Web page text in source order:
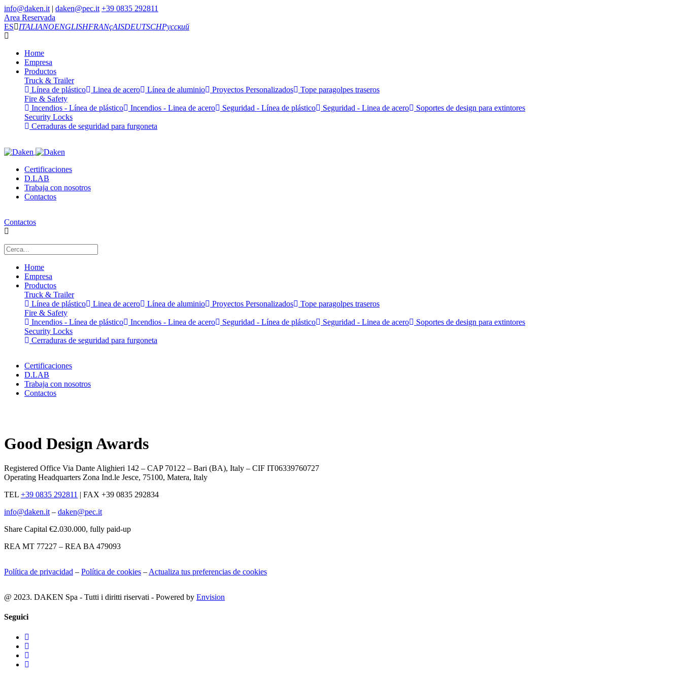
info@daken.it | daken@pec.it +39 0835 292811
Area Reservada
ES
ITALIANOENGLISHFRANçAISDEUTSCHРусский
Home
Empresa
Productos
Truck & Trailer
Línea de plástico
Linea de acero Línea de aluminio Proyectos Personalizados
Tope paragolpes traseros
Fire & Safety
Incendios - Línea de plástico
Incendios - Linea de acero Seguridad - Línea de plástico Seguridad - Linea de acero
Soportes de design para extintores
Security Locks
Cerraduras de seguridad para furgoneta
Certificaciones
D.LAB
Trabaja con nosotros
Contactos
Contactos
Home
Empresa
Productos
Truck & Trailer
Línea de plástico
Linea de acero Línea de aluminio Proyectos Personalizados
Tope paragolpes traseros
Fire & Safety
Incendios - Línea de plástico
Incendios - Linea de acero Seguridad - Línea de plástico Seguridad - Linea de acero
Soportes de design para extintores
Security Locks
Cerraduras de seguridad para furgoneta
Certificaciones
D.LAB
Trabaja con nosotros
Contactos
Good Design Awards
Registered Office Via Dante Alighieri 142 – CAP 70122 – Bari (BA), Italy – CIF IT06339760727
Operating Headquarters Zona Ind.le Jesce, 75100, Matera, Italy
TEL +39 0835 292811 | FAX +39 0835 292834
info@daken.it – daken@pec.it
Share Capital €2.030.000, fully paid-up
REA MT 77227 – REA BA 479093
Política de privacidad – Política de cookies – Actualiza tus preferencias de cookies
@ 2023. DAKEN Spa - Tutti i diritti riservati - Powered by Envision
Seguici